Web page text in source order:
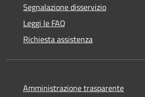
Segnalazione disservizio
Leggi le FAQ
Richiesta assistenza
Amministrazione trasparente